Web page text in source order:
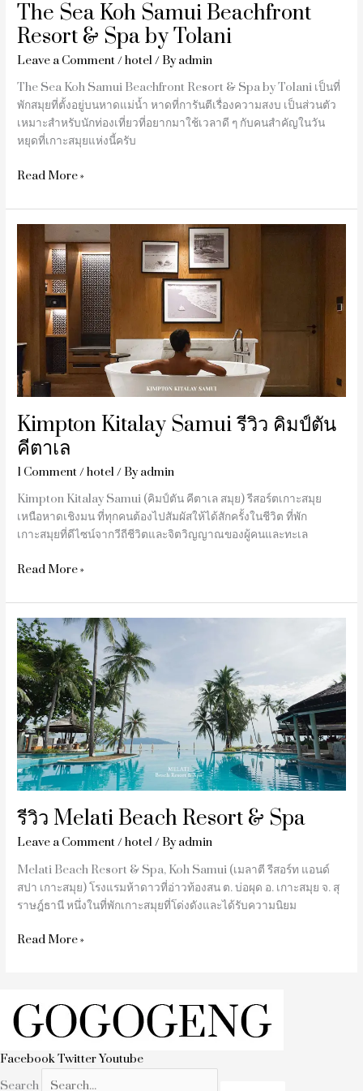
The Sea Koh Samui Beachfront
Resort & Spa by Tolani
Leave a Comment/hotel/ Byadmin
The Sea Koh Samui Beachfront Resort & Spa by Tolani เป็นที่
พักสมุยที่ตั้งอยู่บนหาดแม่น้ำ หาดที่การันตีเรื่องความสงบ เป็นส่วนตัว
เหมาะสำหรับนักท่องเที่ยวที่อยากมาใช้เวลาดี ๆ กับคนสำคัญในวัน
หยุดที่เกาะสมุยแห่งนี้ครับ
Read More »
Kimpton Kitalay Samui รีวิว คิมป์ตัน
คีตาเล
1 Comment/hotel/ Byadmin
Kimpton Kitalay Samui (คิมป์ตัน คีตาเล สมุย) รีสอร์ตเกาะสมุย
เหนือหาดเชิงมน ที่ทุกคนต้องไปสัมผัสให้ได้สักครั้งในชีวิต ที่พัก
เกาะสมุยที่ดีไซน์จากวีถีชีวิตและจิตวิญญาณของผู้คนและทะเล
Kitalay
Samui
รีวิว
คี
Read More »
รีวิว Melati Beach Resort & Spa
Leave a Comment/hotel/ Byadmin
Melati Beach Resort & Spa, Koh Samui (เมลาตี รีสอร์ท แอนด์
สปา เกาะสมุย) โรงแรมห้าดาวที่อ่าวท้องสน ต. บ่อผุด อ. เกาะสมุย จ. สุ
ราษฎ์ธานี หนึ่งในที่พักเกาะสมุยที่โด่งดังและได้รับความนิยม
รีวิว
Melati
Beach
Resort
&
Spa
Read More »
FacebookTwitterYoutube
Search